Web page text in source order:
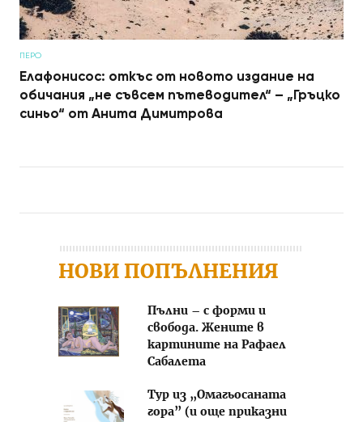
ПЕРО
Елафонисос: откъс от новото издание на
обичания „не съвсем пътеводител“ – „Гръцко
синьо“ от Анита Димитрова
НОВИ ПОПЪЛНЕНИЯ
Пълни – с форми и
свобода. Жените в
картините на Рафаел
Сабалета
Тур из „Омагьосаната
гора” (и още приказни